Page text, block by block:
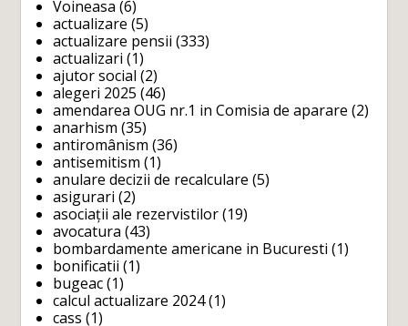
Voineasa (6)
actualizare (5)
actualizare pensii (333)
actualizari (1)
ajutor social (2)
alegeri 2025 (46)
amendarea OUG nr.1 in Comisia de aparare (2)
anarhism (35)
antiromânism (36)
antisemitism (1)
anulare decizii de recalculare (5)
asigurari (2)
asociații ale rezervistilor (19)
avocatura (43)
bombardamente americane in Bucuresti (1)
bonificatii (1)
bugeac (1)
calcul actualizare 2024(1)
cass (1)